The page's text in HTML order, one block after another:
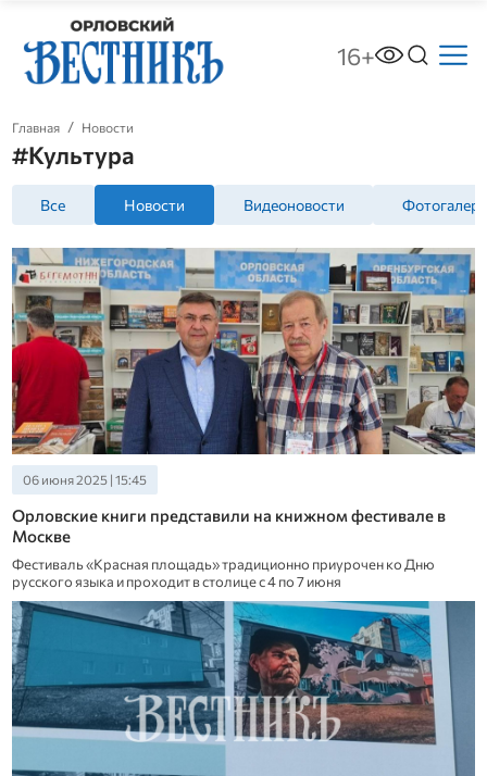
16+
Главная Новости
#Культура
Все Новости Видеоновости
06 июня 2025 | 15:45
Орловские книги представили на книжном фестивале в
Москве
Фестиваль «Красная площадь» традиционно приурочен ко Дню
русского языка и проходит в столице с 4 по 7 июня